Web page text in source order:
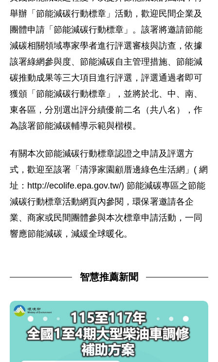
舉辦「節能減碳行動標章」活動，歡迎民間企業及
團體申請「節能減碳行動標章」。該署將邀請節能
減碳相關領域專家學者進行評選審核與訪查，依據
該署綠網參與度、節能減碳自主管理措施、節能減
碳推動成果等三大項目進行評選，評選通過者即可
獲頒「節能減碳行動標章」，並將於北、中、南、
東各區，分別選出評分績優前二名（共八名），作
為該署節能減碳輔導示範與楷模。
有關本次節能減碳行動標章認證之申請及評選方
式，歡迎至該署「清淨家園顧厝邊綠色生活網」( 網
址：http://ecolife.epa.gov.tw/) 節能減碳專區之節能
減碳行動標章活動網頁內參閱，環保署邀請各企
業、商家或民間團體參與本次標章申請活動，一同
響應節能減碳，減緩全球暖化。
智慧推薦新聞